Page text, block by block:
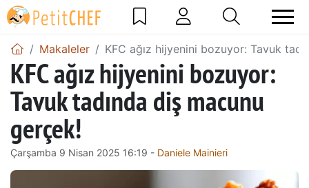
Makaleler KFC ağız hijyenini bozuyor: Tavuk
KFC ağız hijyenini bozuyor:
Tavuk tadında diş macunu
gerçek!
Çarşamba 9 Nisan 2025 16:19 - Daniele Mainieri